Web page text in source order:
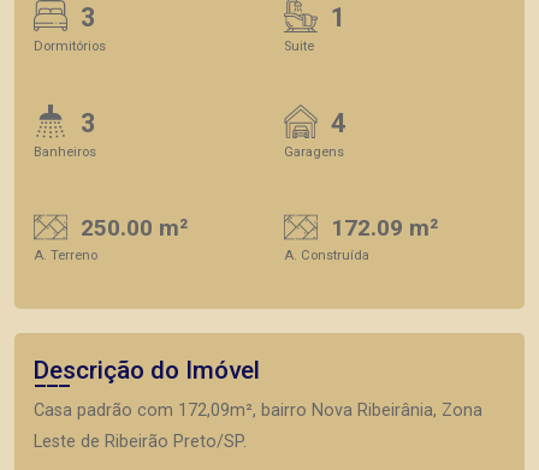
3
Dormitórios
1
Suite
3
Banheiros
4
Garagens
250.00 m²
A. Terreno
172.09 m²
A. Construída
Descrição do Imóvel
Casa padrão com 172,09m², bairro Nova Ribeirânia, Zona
Leste de Ribeirão Preto/SP.